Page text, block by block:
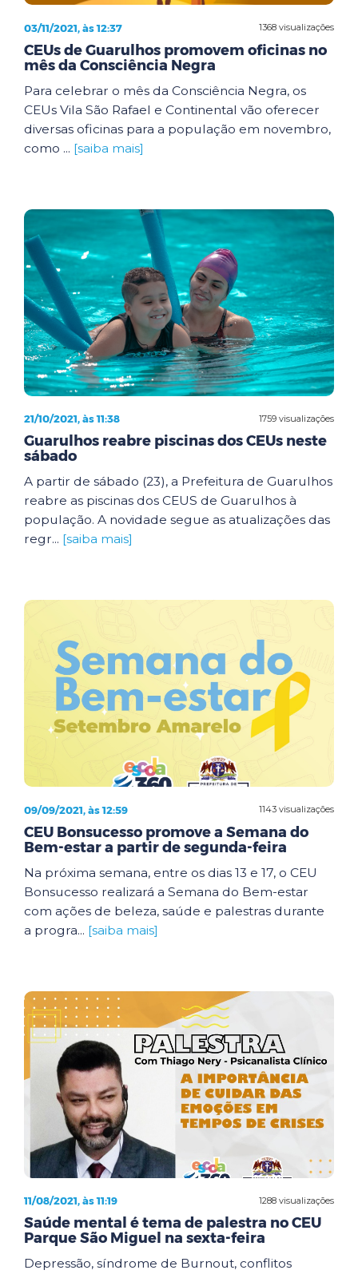
1368 visualizações
03/11/2021, às 12:37
CEUs de Guarulhos promovem oficinas no
mês da Consciência Negra
Para celebrar o mês da Consciência Negra, os
CEUs Vila São Rafael e Continental vão oferecer
diversas oficinas para a população em novembro,
como ... [saiba mais]
1759 visualizações
21/10/2021, às 11:38
Guarulhos reabre piscinas dos CEUs neste
sábado
A partir de sábado (23), a Prefeitura de Guarulhos
reabre as piscinas dos CEUS de Guarulhos à
população. A novidade segue as atualizações das
regr... [saiba mais]
1143 visualizações
09/09/2021, às 12:59
CEU Bonsucesso promove a Semana do
Bem-estar a partir de segunda-feira
Na próxima semana, entre os dias 13 e 17, o CEU
Bonsucesso realizará a Semana do Bem-estar
com ações de beleza, saúde e palestras durante
a progra... [saiba mais]
1288 visualizações
11/08/2021, às 11:19
Saúde mental é tema de palestra no CEU
Parque São Miguel na sexta-feira
Depressão, síndrome de Burnout, conflitos